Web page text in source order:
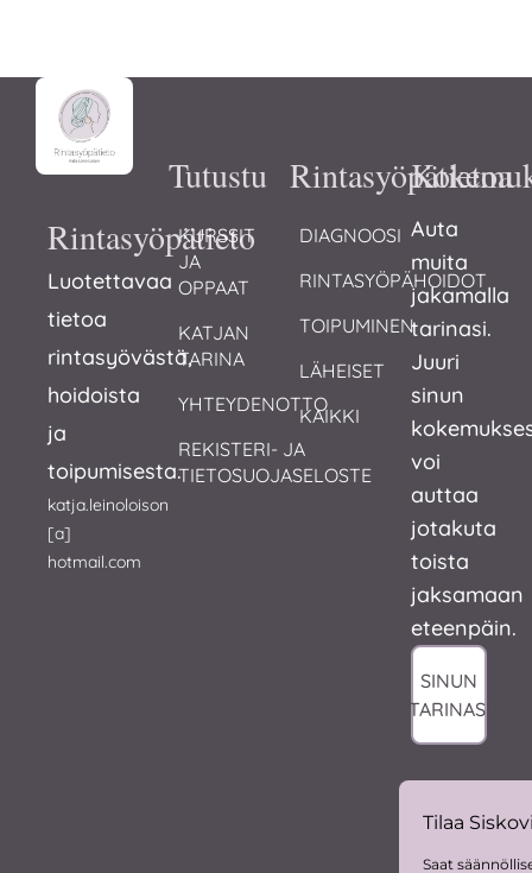
Rintasyöpätieto
Luotettavaa
tietoa
rintasyövästä,
hoidoista
ja
toipumisesta.
katja.leinoloison
[a]
hotmail.com
Tutustu
KURSSIT
JA
OPPAAT
KATJAN
TARINA
YHTEYDENOTTO
REKISTERI- JA
TIETOSUOJASELOSTE
Rintasyöpätietoa
DIAGNOOSI
RINTASYÖPÄHOIDOT
TOIPUMINEN
LÄHEISET
KAIKKI
Auta
muita
jakamalla
tarinasi.
Juuri
sinun
voi
auttaa
jotakuta
toista
jaksamaan
eteenpäin.
SINUN
TARINASI
Tilaa
Saat